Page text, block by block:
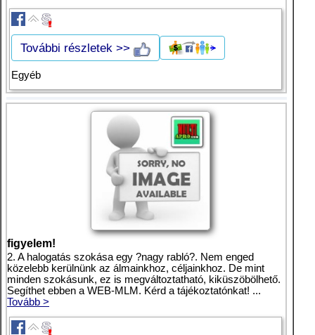
További részletek >>
Egyéb
figyelem!
2. A halogatás szokása egy ?nagy rabló?. Nem enged
közelebb kerülnünk az álmainkhoz, céljainkhoz. De mint
minden szokásunk, ez is megváltoztatható, kiküszöbölhető.
Segíthet ebben a WEB-MLM. Kérd a tájékoztatónkat! ...
Tovább >